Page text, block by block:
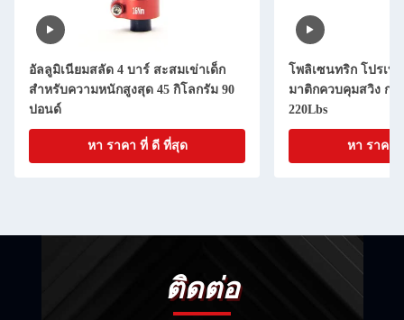
อัลลูมิเนียมสลัด 4 บาร์ สะสมเข่าเด็ก
สําหรับความหนักสูงสุด 45 กิโลกรัม 90
ปอนด์
หา ราคา ที่ ดี ที่สุด
โพลิเซนทริก โปรเท
มาติกควบคุมสวิง กา
220Lbs
หา ราคา
ติดต่อ